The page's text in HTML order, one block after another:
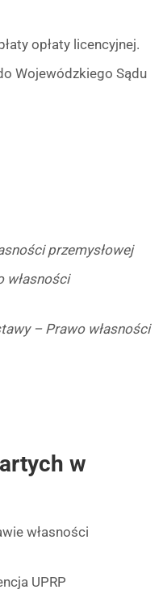
opłaty licencyjnej.
Wojewódzkiego Sądu
przemysłowej
własności
– Prawo własności
w
własności
UPRP